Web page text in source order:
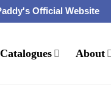
Official Website
Catalogues About